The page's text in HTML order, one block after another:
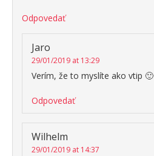
Odpovedať
Jaro
29/01/2019 at 13:29
Verím, že to myslíte ako vtip 🙂
Odpovedať
Wilhelm
29/01/2019 at 14:37